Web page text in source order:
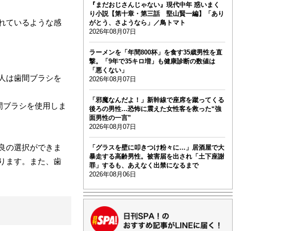
ているような感
は歯間ブラシを
ラシを使用しま
の選択ができま
ます。また、歯
『まだおじさんじゃない』現代中年 惑いまく
り小説【第十章・第三話 堅山賢一編】「あり
がとう、さようなら」／鳥トマト
2026年08月07日
ラーメンを「年間800杯」を食す35歳男性を直
撃。「9年で35キロ増」も健康診断の数値は
「悪くない」
2026年08月07日
「邪魔なんだよ！」新幹線で座席を蹴ってくる
後ろの男性…恐怖に震えた女性客を救った“強
面男性の一言”
2026年08月07日
「グラスを壁に叩きつけ粉々に…」居酒屋で大
暴走する高齢男性。被害届を出され「土下座謝
罪」するも、あえなく出禁になるまで
2026年08月06日